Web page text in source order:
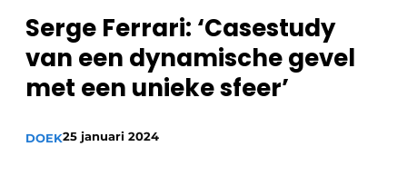
Serge Ferrari: ‘Casestudy
van een dynamische gevel
met een unieke sfeer’
DOEK25 januari 2024